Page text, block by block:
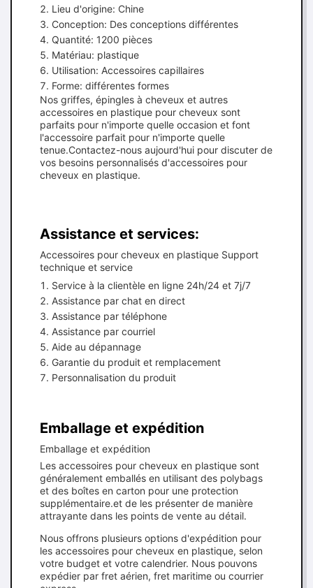
Lieu d'origine: Chine
Conception: Des conceptions différentes
Quantité: 1200 pièces
Matériau: plastique
Utilisation: Accessoires capillaires
Forme: différentes formes
Nos griffes, épingles à cheveux et autres
accessoires en plastique pour cheveux sont
parfaits pour n'importe quelle occasion et font
l'accessoire parfait pour n'importe quelle
tenue.Contactez-nous aujourd'hui pour discuter de
vos besoins personnalisés d'accessoires pour
cheveux en plastique.
Assistance et services:
Accessoires pour cheveux en plastique Support
technique et service
Service à la clientèle en ligne 24h/24 et 7j/7
Assistance par chat en direct
Assistance par téléphone
Assistance par courriel
Aide au dépannage
Garantie du produit et remplacement
Personnalisation du produit
Emballage et expédition
Emballage et expédition
Les accessoires pour cheveux en plastique sont
généralement emballés en utilisant des polybags
et des boîtes en carton pour une protection
supplémentaire.et de les présenter de manière
attrayante dans les points de vente au détail.
Nous offrons plusieurs options d'expédition pour
les accessoires pour cheveux en plastique, selon
votre budget et votre calendrier. Nous pouvons
expédier par fret aérien, fret maritime ou courrier